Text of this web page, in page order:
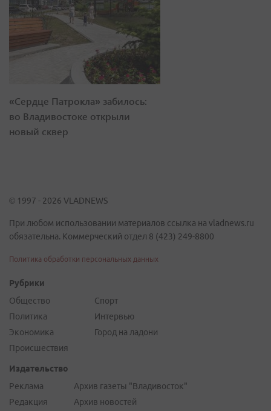
«Сердце Патрокла» забилось:
во Владивостоке открыли
новый сквер
© 1997 - 2026 VLADNEWS
При любом использовании материалов ссылка на vladnews.ru
обязательна. Коммерческий отдел 8 (423) 249-8800
Политика обработки персональных данных
Рубрики
Общество
Политика
Экономика
Происшествия
Спорт
Интервью
Город на ладони
Издательство
Реклама
Редакция
Архив газеты "Владивосток"
Архив новостей